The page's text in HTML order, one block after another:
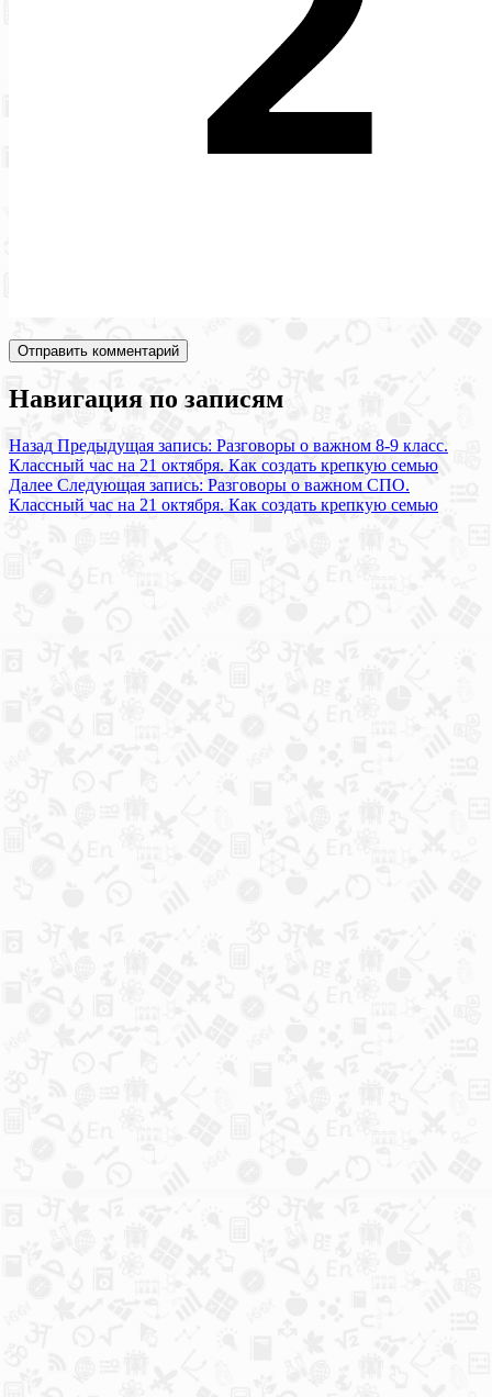
Навигация по записям
Назад Предыдущая запись: Разговоры о важном 8-9 класс.
Классный час на 21 октября. Как создать крепкую семью
Далее Следующая запись: Разговоры о важном СПО.
Классный час на 21 октября. Как создать крепкую семью